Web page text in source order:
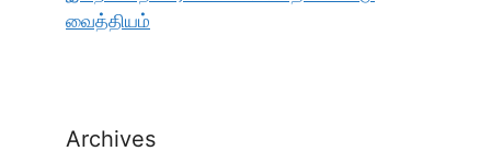
வைத்தியம்
Archives